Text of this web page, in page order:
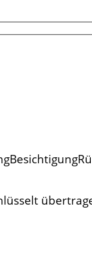
Besichtigung